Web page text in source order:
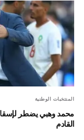
المنتخبات الوطنية
محمد وهبي يضطر
القادم